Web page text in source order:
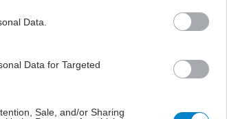
Data.
Data for Targeted
Sale, and/or Sharing
ως εργαλείο μείωσης